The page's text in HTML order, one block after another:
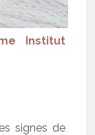
Institut
signes de